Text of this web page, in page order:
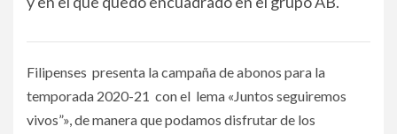
Filipenses presenta la campaña de abonos para la
temporada 2020-21 con el lema «Juntos seguiremos
vivos”», de manera que podamos disfrutar de los